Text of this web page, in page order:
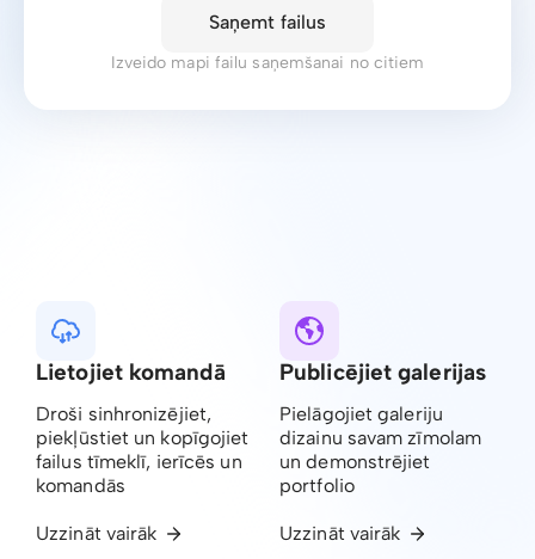
Saņemt failus
Izveido mapi failu saņemšanai no citiem
Lietojiet komandā
Droši sinhronizējiet,
piekļūstiet un kopīgojiet
failus tīmeklī, ierīcēs un
komandās
Uzzināt vairāk
Publicējiet galerijas
Pielāgojiet galeriju
dizainu savam zīmolam
un demonstrējiet
portfolio
Uzzināt vairāk